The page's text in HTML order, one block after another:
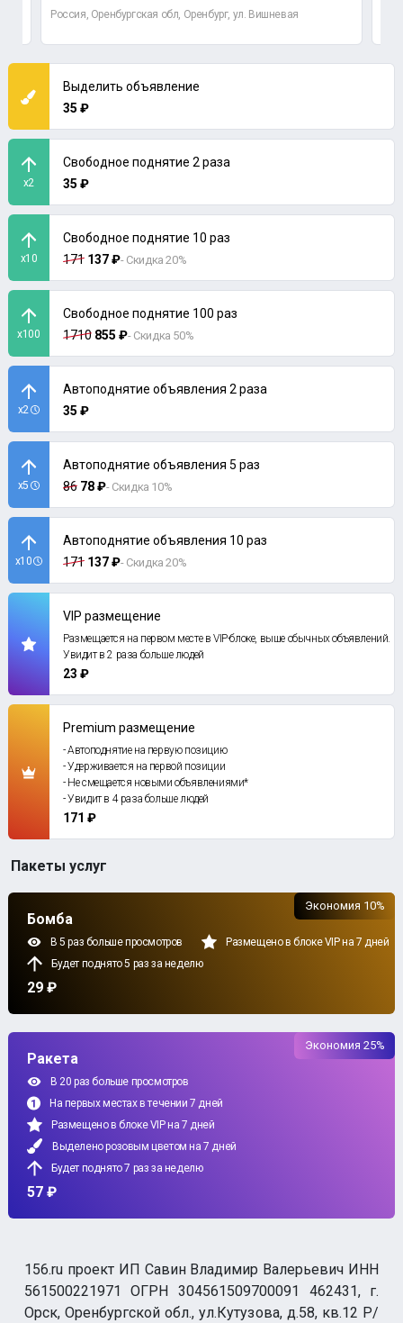
Россия, Оренбургская обл, Оренбург, ул. Вишневая
Выделить объявление
35 ₽
x2
Свободное поднятие 2 раза
35 ₽
x10
Свободное поднятие 10 раз
171 137 ₽- Скидка 20%
x100
Свободное поднятие 100 раз
1710 855 ₽- Скидка 50%
x2
Автоподнятие объявления 2 раза
35 ₽
x5
Автоподнятие объявления 5 раз
86 78 ₽- Скидка 10%
x10
Автоподнятие объявления 10 раз
171 137 ₽- Скидка 20%
VIP размещение
Размещается на первом месте в VIP-блоке, выше обычных объявлений.
Увидит в 2 раза больше людей
23 ₽
Premium размещение
- Автоподнятие на первую позицию
- Удерживается на первой позиции
- Не смещается новыми объявлениями*
- Увидит в 4 раза больше людей
171 ₽
Пакеты услуг
Бомба
В 5 раз больше просмотров
Размещено в блоке VIP на 7 дней
Будет поднято 5 раз за неделю
29 ₽
Экономия 10%
Ракета
В 20 раз больше просмотров
На первых местах в течении 7 дней
Размещено в блоке VIP на 7 дней
Выделено розовым цветом на 7 дней
Будет поднято 7 раз за неделю
57 ₽
Экономия 25%
156.ru проект ИП Савин Владимир Валерьевич ИНН
561500221971 ОГРН 304561509700091 462431, г.
Орск, Оренбургской обл., ул.Кутузова, д.58, кв.12 Р/